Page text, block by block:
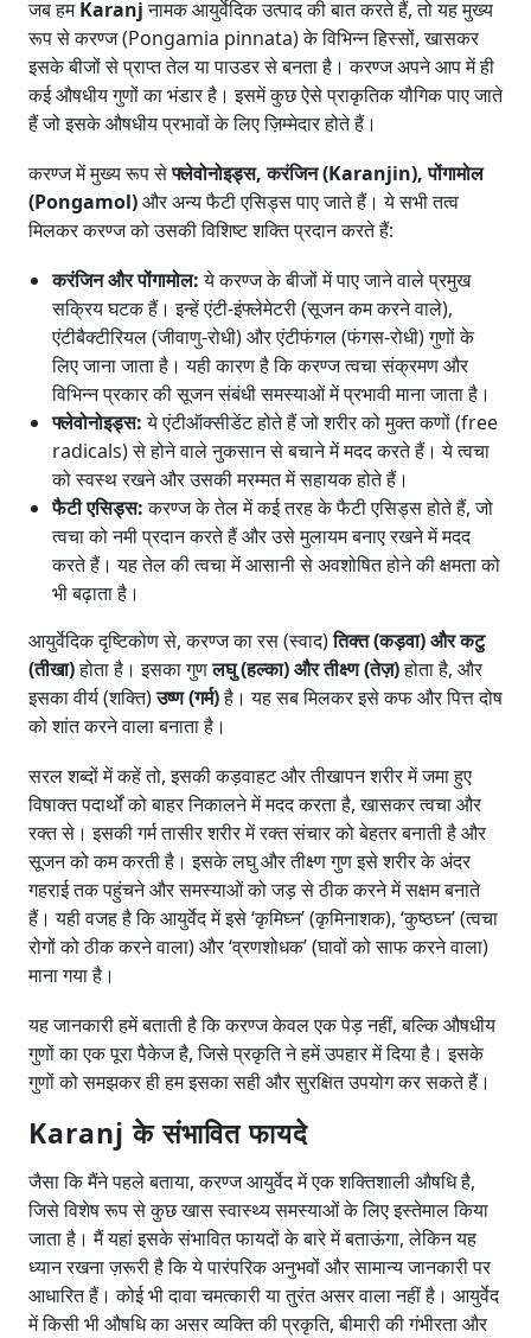
जब हमKaranjनामक आयुर्वेदिक उत्पाद की बात करते हैं, तो यह मुख्य
रूप से करण्ज (Pongamia pinnata) के विभिन्न हिस्सों, खासकर
इसके बीजों से प्राप्त तेल या पाउडर से बनता है। करण्ज अपने आप में ही
कई औषधीय गुणों का भंडार है। इसमें कुछ ऐसे प्राकृतिक यौगिक पाए जाते
हैं जो इसके औषधीय प्रभावों के लिए ज़िम्मेदार होते हैं।
करण्ज में मुख्य रूप सेफ्लेवोनोइड्स, करंजिन (Karanjin), पोंगामोल
(Pongamol)और अन्य फैटी एसिड्स पाए जाते हैं। ये सभी तत्व
मिलकर करण्ज को उसकी विशिष्ट शक्ति प्रदान करते हैं:
करंजिन और पोंगामोल:ये करण्ज के बीजों में पाए जाने वाले प्रमुख
सक्रिय घटक हैं। इन्हें एंटी-इंफ्लेमेटरी (सूजन कम करने वाले),
एंटीबैक्टीरियल (जीवाणु-रोधी) और एंटीफंगल (फंगस-रोधी) गुणों के
लिए जाना जाता है। यही कारण है कि करण्ज त्वचा संक्रमण और
विभिन्न प्रकार की सूजन संबंधी समस्याओं में प्रभावी माना जाता है।
फ्लेवोनोइड्स:ये एंटीऑक्सीडेंट होते हैं जो शरीर को मुक्त कणों (free
radicals) से होने वाले नुकसान से बचाने में मदद करते हैं। ये त्वचा
को स्वस्थ रखने और उसकी मरम्मत में सहायक होते हैं।
फैटी एसिड्स:करण्ज के तेल में कई तरह के फैटी एसिड्स होते हैं, जो
त्वचा को नमी प्रदान करते हैं और उसे मुलायम बनाए रखने में मदद
करते हैं। यह तेल की त्वचा में आसानी से अवशोषित होने की क्षमता को
भी बढ़ाता है।
आयुर्वेदिक दृष्टिकोण से, करण्ज का रस (स्वाद)तिक्त (कड़वा) और कटु
(तीखा)होता है। इसका गुणलघु (हल्का) और तीक्ष्ण (तेज़)होता है, और
इसका वीर्य (शक्ति)उष्ण (गर्म)है। यह सब मिलकर इसे कफ और पित्त दोष
को शांत करने वाला बनाता है।
सरल शब्दों में कहें तो, इसकी कड़वाहट और तीखापन शरीर में जमा हुए
विषाक्त पदार्थों को बाहर निकालने में मदद करता है, खासकर त्वचा और
रक्त से। इसकी गर्म तासीर शरीर में रक्त संचार को बेहतर बनाती है और
सूजन को कम करती है। इसके लघु और तीक्ष्ण गुण इसे शरीर के अंदर
गहराई तक पहुंचने और समस्याओं को जड़ से ठीक करने में सक्षम बनाते
हैं। यही वजह है कि आयुर्वेद में इसे ‘कृमिघ्न’ (कृमिनाशक), ‘कुष्ठघ्न’ (त्वचा
रोगों को ठीक करने वाला) और ‘व्रणशोधक’ (घावों को साफ करने वाला)
माना गया है।
यह जानकारी हमें बताती है कि करण्ज केवल एक पेड़ नहीं, बल्कि औषधीय
गुणों का एक पूरा पैकेज है, जिसे प्रकृति ने हमें उपहार में दिया है। इसके
गुणों को समझकर ही हम इसका सही और सुरक्षित उपयोग कर सकते हैं।
Karanj के संभावित फायदे
जैसा कि मैंने पहले बताया, करण्ज आयुर्वेद में एक शक्तिशाली औषधि है,
जिसे विशेष रूप से कुछ खास स्वास्थ्य समस्याओं के लिए इस्तेमाल किया
जाता है। मैं यहां इसके संभावित फायदों के बारे में बताऊंगा, लेकिन यह
ध्यान रखना ज़रूरी है कि ये पारंपरिक अनुभवों और सामान्य जानकारी पर
आधारित हैं। कोई भी दावा चमत्कारी या तुरंत असर वाला नहीं है। आयुर्वेद
में किसी भी औषधि का असर व्यक्ति की प्रकृति, बीमारी की गंभीरता और